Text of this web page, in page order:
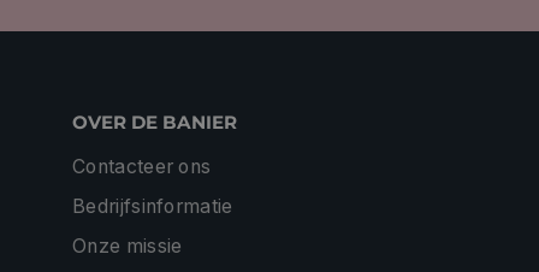
OVER DE BANIER
Contacteer ons
Bedrijfsinformatie
Onze missie